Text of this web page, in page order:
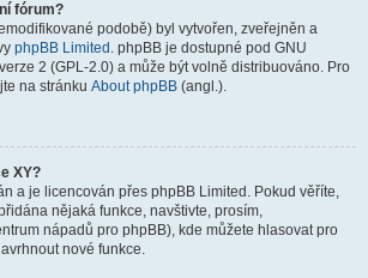
fórum?
podobě) byl vytvořen, zveřejněn a
phpBB Limited . phpBB je dostupné pod GNU
2 (GPL-2.0) a může být volně distribuováno. Pro
na stránku About phpBB (angl.).
XY?
a je licencován přes phpBB Limited. Pokud věříte,
nějaká funkce, navštivte, prosím,
nápadů pro phpBB), kde můžete hlasovat pro
nové funkce.